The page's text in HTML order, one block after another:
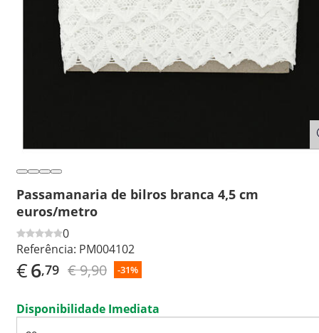
Passamanaria de bilros branca 4,5 cm
euros/metro
0
Referência: PM004102
€6,79 € 9,90 -31%
Disponibilidade Imediata